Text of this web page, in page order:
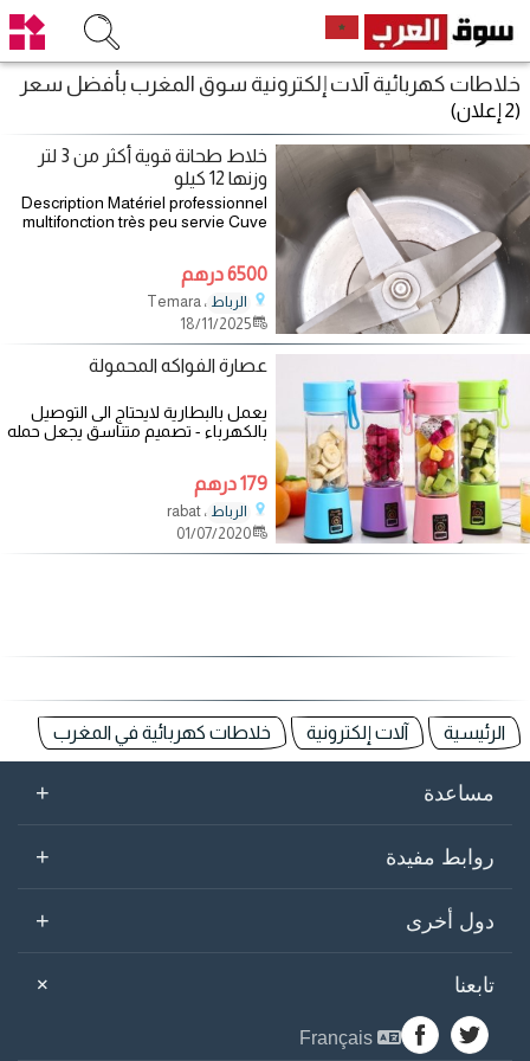
خلاطات كهربائية آلات إلكترونية سوق المغرب بأفضل سعر
(2 إعلان)
خلاط طحانة قوية أكثر من 3 لتر
وزنها 12 كيلو
Description Matériel professionnel
multifonction très peu servie Cuve
6500 درهم
الرباط ، Temara
18/11/2025
عصارة الفواكه المحمولة
يعمل بالبطارية لايحتاج الى التوصيل
بالكهرباء - تصميم متناسق يجعل حمله
179 درهم
الرباط ، rabat
01/07/2020
الرئيسية آلات إلكترونية خلاطات كهربائية في المغرب
مساعدة +
روابط مفيدة +
دول أخرى +
تابعنا +